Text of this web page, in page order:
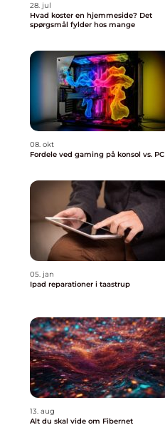
28. jul
Hvad koster en hjemmeside? Det
spørgsmål fylder hos mange
08. okt
Fordele ved gaming på konsol vs. PC
05. jan
Ipad reparationer i taastrup
13. aug
Alt du skal vide om Fibernet